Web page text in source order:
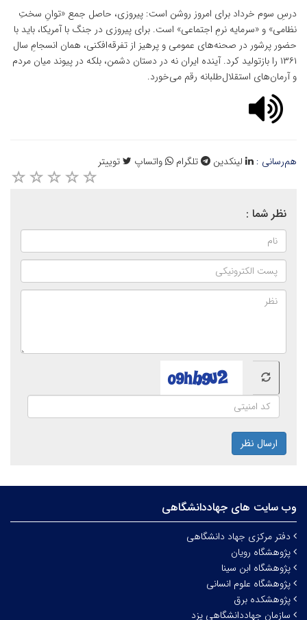
درسِ سوم خرداد برای امروز روشن است: پیروزی، حاصل جمع «توانِ سختِ
نظامی» و «سرمایه نرمِ اجتماعی» است. برای پیروزی در جنگ با آمریکا، باید با
حضور پرشور در صحنه‌های عمومی و پرهیز از تفرقه‌افکنی، همان انسجامِ سال
۱۳۶۱ را بازتولید کرد. آینده ایران نه در دستان دشمن، بلکه در پیوند میان مردم
و آرمان‌های استقلال‌طلبانه رقم می‌خورد.
هم‌رسانی : لینکدین تلگرام واتساپ توییتر
نظر شما :
ارسال نظر
وب سایت های جهاددانشگاهی
دفتر مرکزی جهاد دانشگاهی
پژوهشگاه رویان
پژوهشگاه ابن سینا
پژوهشگاه علوم انسانی
پژوهشکده برق
سازمان جهاددانشگاهی یزد